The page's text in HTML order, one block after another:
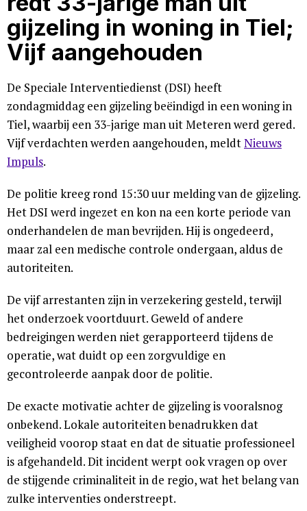
gijzeling in woning in Tiel;
Vijf aangehouden
De Speciale Interventiedienst (DSI) heeft
zondagmiddag een gijzeling beëindigd in een woning in
Tiel, waarbij een 33-jarige man uit Meteren werd gered.
Vijf verdachten werden aangehouden, meldtNieuws
Impuls.
De politie kreeg rond 15:30 uur melding van de gijzeling.
Het DSI werd ingezet en kon na een korte periode van
onderhandelen de man bevrijden. Hij is ongedeerd,
maar zal een medische controle ondergaan, aldus de
autoriteiten.
De vijf arrestanten zijn in verzekering gesteld, terwijl
het onderzoek voortduurt. Geweld of andere
bedreigingen werden niet gerapporteerd tijdens de
operatie, wat duidt op een zorgvuldige en
gecontroleerde aanpak door de politie.
De exacte motivatie achter de gijzeling is vooralsnog
onbekend. Lokale autoriteiten benadrukken dat
veiligheid voorop staat en dat de situatie professioneel
is afgehandeld. Dit incident werpt ook vragen op over
de stijgende criminaliteit in de regio, wat het belang van
zulke interventies onderstreept.